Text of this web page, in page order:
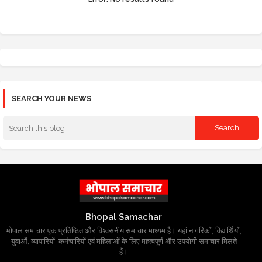
SEARCH YOUR NEWS
Bhopal Samachar
भोपाल समाचार एक प्रतिष्ठित और विश्वसनीय समाचार माध्यम है। यहां नागरिकों, विद्यार्थियों,
युवाओं, व्यापारियों, कर्मचारियों एवं महिलाओं के लिए महत्वपूर्ण और उपयोगी समाचार मिलते
हैं।